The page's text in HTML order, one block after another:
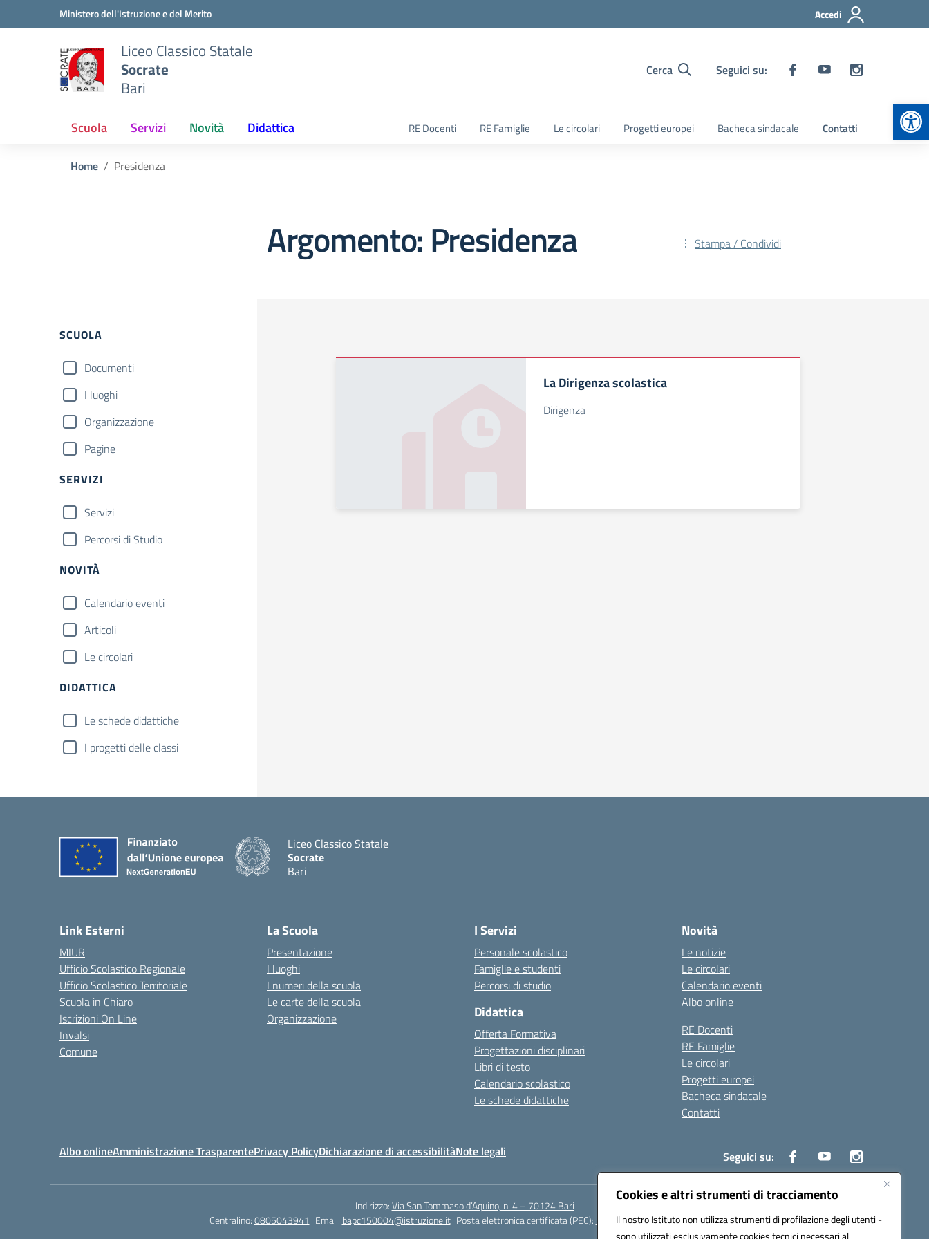
Cookies e altri strumenti di tracciamento
Il nostro Istituto non utilizza strumenti di profilazione degli utenti -
sono utilizzati esclusivamente cookies tecnici necessari al
Vai ai contenuti
Vai al menu di navigazioneMinistero dell'Istruzione e del Merito Accedi
Liceo Classico Statale
Socrate
Bari
Cerca Seguici su:
Scuola Servizi Novità Didattica RE Docenti RE Famiglie Le circolari Progetti europei Bacheca sindacale Contatti
Home Presidenza
Argomento: Presidenza Stampa / Condividi
Filtri
SCUOLA
Documenti
I luoghi
Organizzazione
Pagine
SERVIZI
Servizi
Percorsi di Studio
NOVITÀ
Calendario eventi
Articoli
Le circolari
DIDATTICA
Le schede didattiche
I progetti delle classi
La Dirigenza scolastica
Dirigenza
Liceo Classico Statale
Socrate
Bari
Link Esterni
MIUR
Ufficio Scolastico Regionale
Ufficio Scolastico Territoriale
Scuola in Chiaro
Iscrizioni On Line
Invalsi
Comune
La Scuola
Presentazione
I luoghi
I numeri della scuola
Le carte della scuola
Organizzazione
I Servizi
Personale scolastico
Famiglie e studenti
Percorsi di studio
Didattica
Offerta Formativa
Progettazioni disciplinari
Libri di testo
Calendario scolastico
Le schede didattiche
Novità
Le notizie
Le circolari
Calendario eventi
Albo online
RE Docenti
RE Famiglie
Le circolari
Progetti europei
Bacheca sindacale
Contatti
Albo onlineAmministrazione TrasparentePrivacy PolicyDichiarazione di accessibilitàNote legali Seguici su:
Indirizzo:Via San Tommaso d’Aquino, n. 4 – 70124 Bari
Centralino:0805043941 Email: bapc150004@istruzione.it Posta elettronica certificata (PEC): bapc150004@pec.istruzione.it